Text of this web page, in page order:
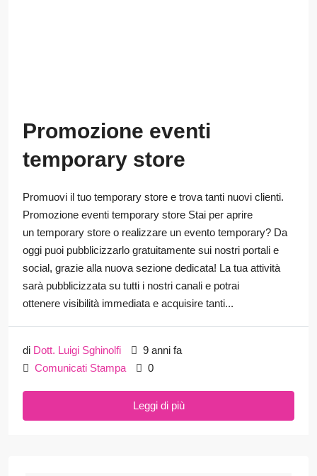
Promozione eventi
temporary store
Promuovi il tuo temporary store e trova tanti nuovi clienti.
Promozione eventi temporary store Stai per aprire
un temporary store o realizzare un evento temporary? Da
oggi puoi pubblicizzarlo gratuitamente sui nostri portali e
social, grazie alla nuova sezione dedicata! La tua attività
sarà pubblicizzata su tutti i nostri canali e potrai
ottenere visibilità immediata e acquisire tanti...
di Dott. Luigi Sghinolfi
9 anni fa
Comunicati Stampa
0
Leggi di più